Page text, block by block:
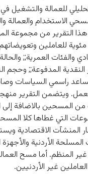
للعمالة والتشغيل
التقرير من مجموعة
للعاملين
والفئات العمرية;;
النقدية المدفوعة;;
راسمي السياسات
ويتضمن التقرير
من المسحين بالاضافة إلى
التي غطاها كلا
المنشآت الاقتصادية
المسلحة الأردنية
المنظم. أما مسح
غير الأردنيين.